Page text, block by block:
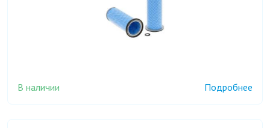
В наличии Подробнее